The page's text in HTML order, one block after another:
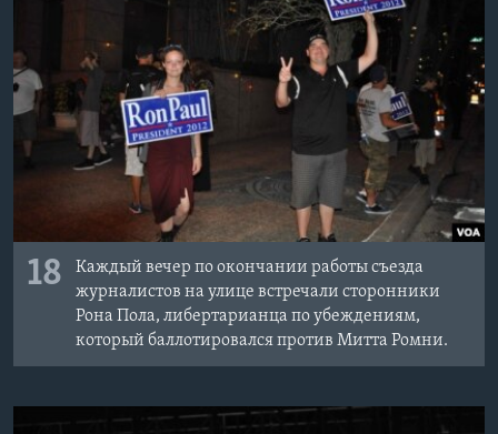
18
Каждый вечер по окончании работы съезда
журналистов на улице встречали сторонники
Рона Пола, либертарианца по убеждениям,
который баллотировался против Митта Ромни.